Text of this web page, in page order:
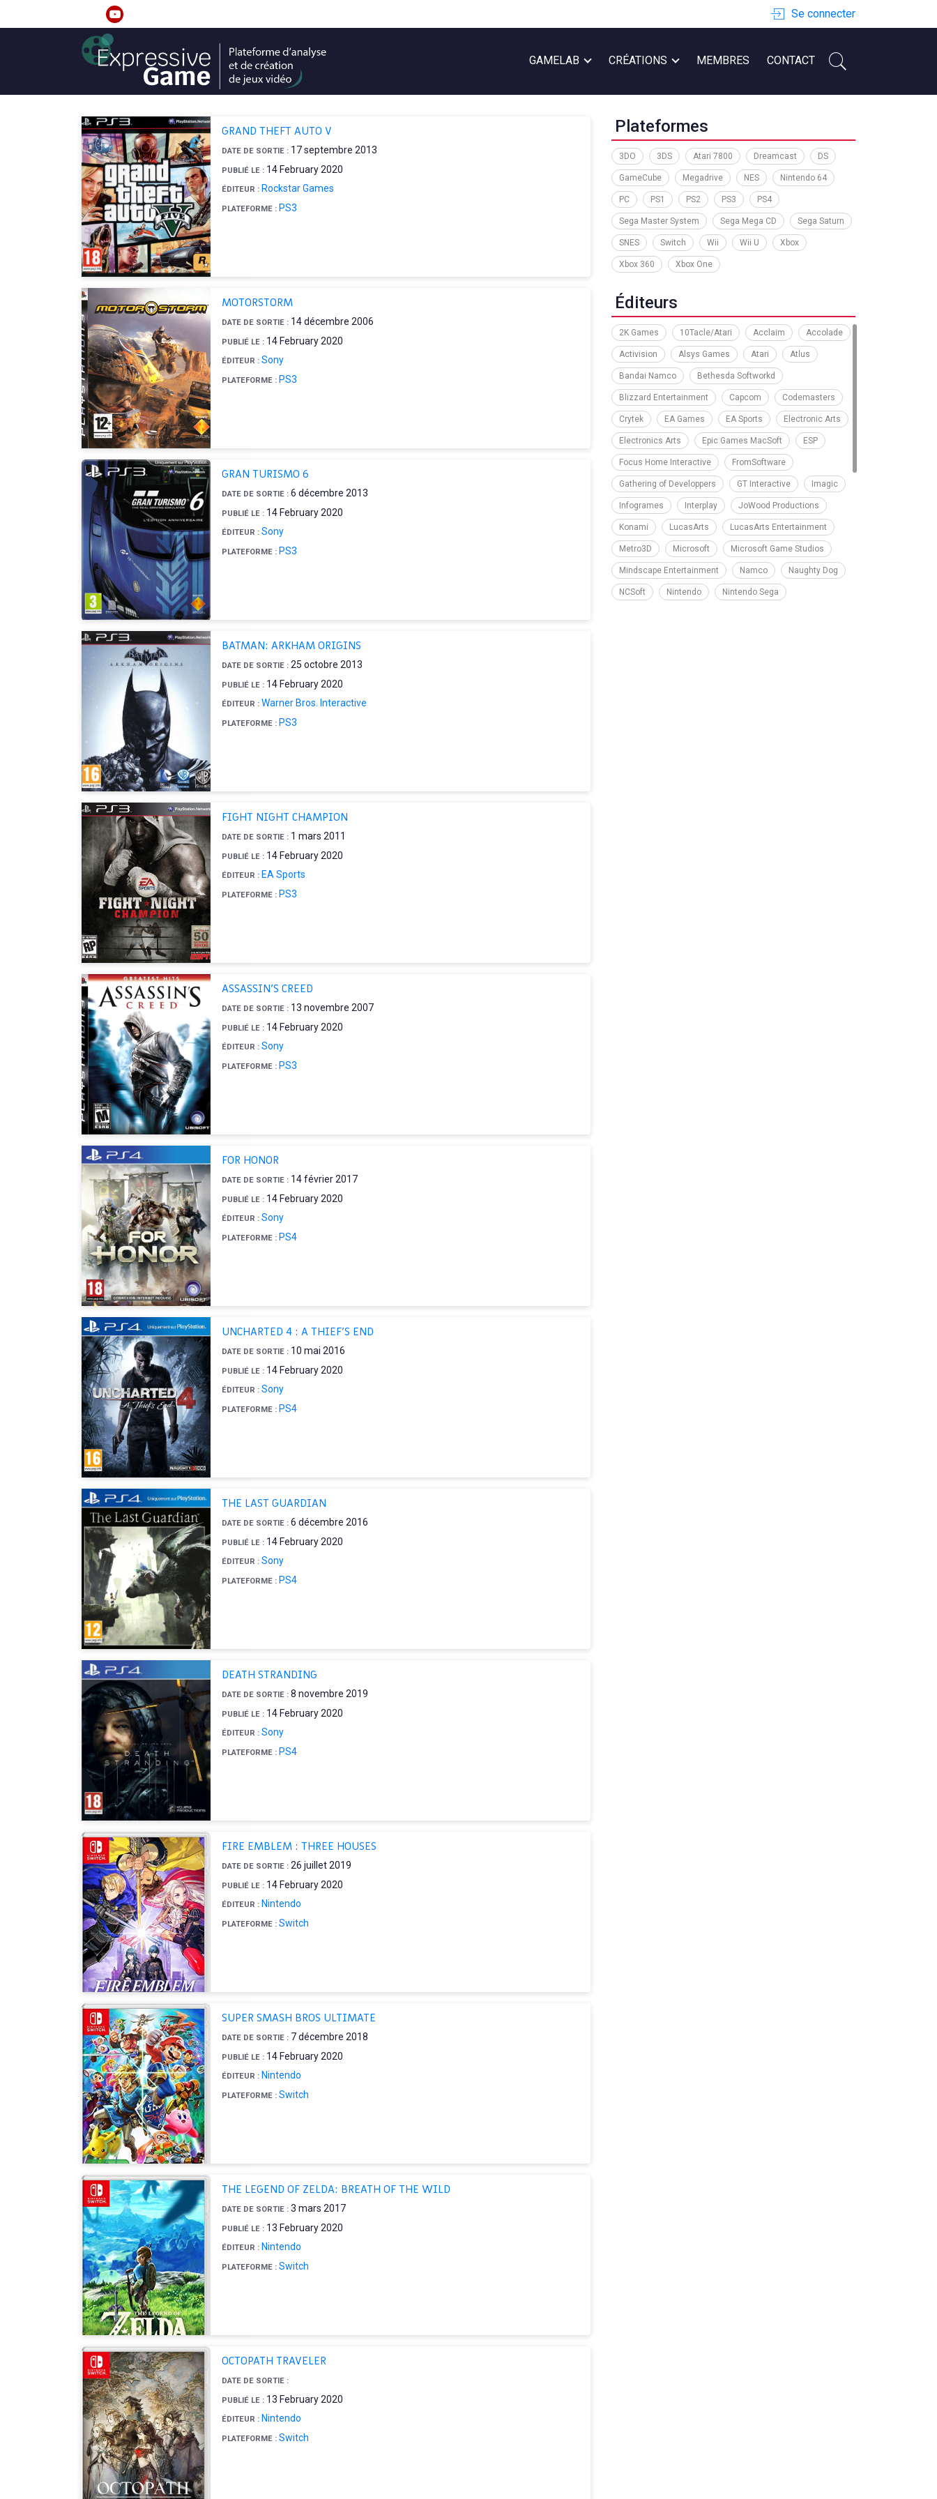
linkedin
Se connecter
GAMELAB CRÉATIONS MEMBRES CONTACT
GRAND THEFT AUTO V
DATE DE SORTIE : 17 septembre 2013
PUBLIÉ LE : 14 February 2020
ÉDITEUR : Rockstar Games
PLATEFORME : PS3
MOTORSTORM
DATE DE SORTIE : 14 décembre 2006
PUBLIÉ LE : 14 February 2020
ÉDITEUR : Sony
PLATEFORME : PS3
GRAN TURISMO 6
DATE DE SORTIE : 6 décembre 2013
PUBLIÉ LE : 14 February 2020
ÉDITEUR : Sony
PLATEFORME : PS3
BATMAN: ARKHAM ORIGINS
DATE DE SORTIE : 25 octobre 2013
PUBLIÉ LE : 14 February 2020
ÉDITEUR : Warner Bros. Interactive
PLATEFORME : PS3
FIGHT NIGHT CHAMPION
DATE DE SORTIE : 1 mars 2011
PUBLIÉ LE : 14 February 2020
ÉDITEUR : EA Sports
PLATEFORME : PS3
ASSASSIN'S CREED
DATE DE SORTIE : 13 novembre 2007
PUBLIÉ LE : 14 February 2020
ÉDITEUR : Sony
PLATEFORME : PS3
FOR HONOR
DATE DE SORTIE : 14 février 2017
PUBLIÉ LE : 14 February 2020
ÉDITEUR : Sony
PLATEFORME : PS4
UNCHARTED 4 : A THIEF'S END
DATE DE SORTIE : 10 mai 2016
PUBLIÉ LE : 14 February 2020
ÉDITEUR : Sony
PLATEFORME : PS4
THE LAST GUARDIAN
DATE DE SORTIE : 6 décembre 2016
PUBLIÉ LE : 14 February 2020
ÉDITEUR : Sony
PLATEFORME : PS4
DEATH STRANDING
DATE DE SORTIE : 8 novembre 2019
PUBLIÉ LE : 14 February 2020
ÉDITEUR : Sony
PLATEFORME : PS4
FIRE EMBLEM : THREE HOUSES
DATE DE SORTIE : 26 juillet 2019
PUBLIÉ LE : 14 February 2020
ÉDITEUR : Nintendo
PLATEFORME : Switch
SUPER SMASH BROS ULTIMATE
DATE DE SORTIE : 7 décembre 2018
PUBLIÉ LE : 14 February 2020
ÉDITEUR : Nintendo
PLATEFORME : Switch
THE LEGEND OF ZELDA: BREATH OF THE WILD
DATE DE SORTIE : 3 mars 2017
PUBLIÉ LE : 13 February 2020
ÉDITEUR : Nintendo
PLATEFORME : Switch
OCTOPATH TRAVELER
DATE DE SORTIE :
PUBLIÉ LE : 13 February 2020
ÉDITEUR : Nintendo
PLATEFORME : Switch
Plateformes
3DO 3DS Atari 7800 Dreamcast DS
GameCube Megadrive NES Nintendo 64
PC PS1 PS2 PS3 PS4
Sega Master System Sega Mega CD Sega Saturn
SNES Switch Wii Wii U Xbox
Xbox 360 Xbox One
Éditeurs
2K Games 10Tacle/Atari Acclaim Accolade
Activision Alsys Games Atari Atlus
Bandai Namco Bethesda Softworkd
Blizzard Entertainment Capcom Codemasters
Crytek EA Games EA Sports Electronic Arts
Electronics Arts Epic Games MacSoft ESP
Focus Home Interactive FromSoftware
Gathering of Developpers GT Interactive Imagic
Infogrames Interplay JoWood Productions
Konami LucasArts LucasArts Entertainment
Metro3D Microsoft Microsoft Game Studios
Mindscape Entertainment Namco Naughty Dog
NCSoft Nintendo Nintendo Sega